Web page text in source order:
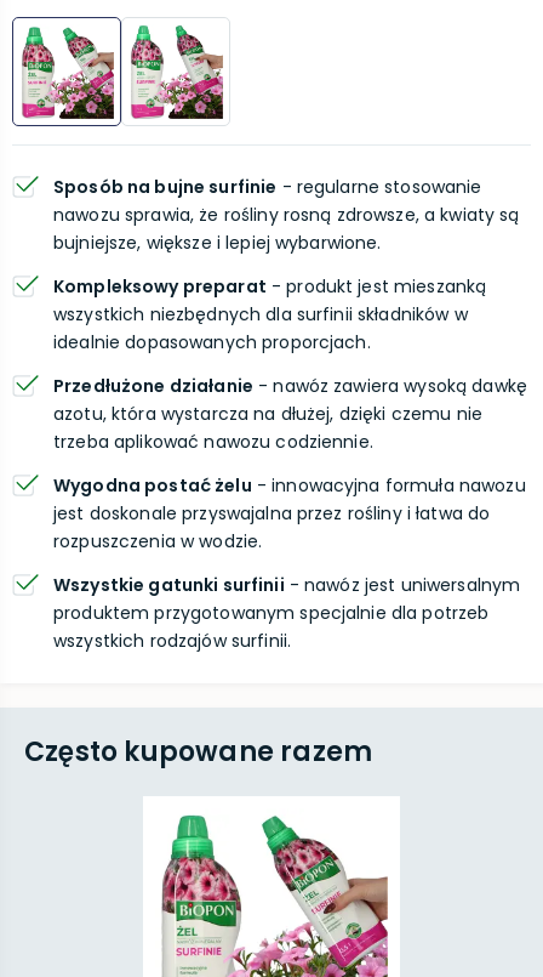
Sposób na bujne surfinie - regularne stosowanie
nawozu sprawia, że rośliny rosną zdrowsze, a kwiaty są
bujniejsze, większe i lepiej wybarwione.
Kompleksowy preparat - produkt jest mieszanką
wszystkich niezbędnych dla surfinii składników w
idealnie dopasowanych proporcjach.
Przedłużone działanie - nawóz zawiera wysoką dawkę
azotu, która wystarcza na dłużej, dzięki czemu nie
trzeba aplikować nawozu codziennie.
Wygodna postać żelu - innowacyjna formuła nawozu
jest doskonale przyswajalna przez rośliny i łatwa do
rozpuszczenia w wodzie.
Wszystkie gatunki surfinii - nawóz jest uniwersalnym
produktem przygotowanym specjalnie dla potrzeb
wszystkich rodzajów surfinii.
Często kupowane razem